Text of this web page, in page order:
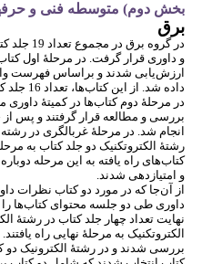
بخش دوم) متوسطه فنی و
برق
در گروه برق در مجموع تعداد 19 جلد کتاب طی دو مرحله مورد ارزش
و داوری قرار گرفت. در مرحلۀ اول
ارزشیابی شدند و براساس فهرست
داده شد. از این کتابها، تعداد 16 جلد کتاب به مرحلۀ دوم راه یافتند.
در مرحلۀ دوم کتابها در کمیتۀ
بررسی و مطالعه قرار گرفتند و پس
انجام شد. در مرحلۀ غربالگری در
رشتۀ الکتروتکنیک دو جلد کتاب به
کتابهای راه یافته به این مرحله
و امتیازدهی شدند.
از آنجا که در مورد دو کتاب نظرات
داوری طی دو جلسه محتوای کتابها
نهایت تعداد چهار جلد کتاب در رشتۀ
الکتروتکنیک به مرحلۀ نهایی راه
بررسی شدند و در رشتۀ الکترونیک دو